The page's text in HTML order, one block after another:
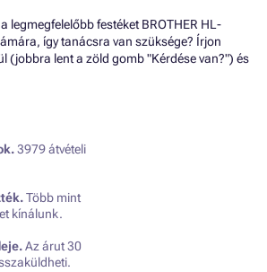
legmegfelelőbb festéket BROTHER HL-
így tanácsra van szüksége? Írjon
(jobbra lent a zöld gomb "Kérdése van?") és
3979 átvételi
Több mint
kínálunk.
Az árut 30